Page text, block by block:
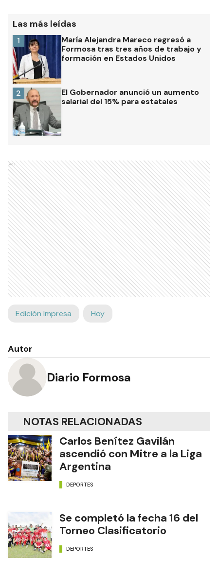
Las más leídas
María Alejandra Mareco regresó a
Formosa tras tres años de trabajo y
formación en Estados Unidos
1
El Gobernador anunció un aumento
salarial del 15% para estatales
2
Ads
Edición Impresa Hoy
Autor
Diario Formosa
NOTAS RELACIONADAS
Carlos Benítez Gavilán
ascendió con Mitre a la Liga
Argentina
DEPORTES
Se completó la fecha 16 del
Torneo Clasificatorio
DEPORTES